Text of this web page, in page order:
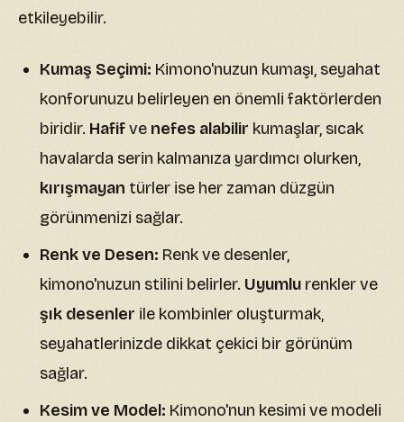
etkileyebilir.
Kumaş Seçimi: Kimono'nuzun kumaşı, seyahat
konforunuzu belirleyen en önemli faktörlerden
biridir. Hafifve nefes alabilir kumaşlar, sıcak
havalarda serin kalmanıza yardımcı olurken,
kırışmayan türler ise her zaman düzgün
görünmenizi sağlar.
Renk ve Desen: Renk ve desenler,
kimono'nuzun stilini belirler. Uyumlu renkler ve
şık desenler ile kombinler oluşturmak,
seyahatlerinizde dikkat çekici bir görünüm
sağlar.
Kesim ve Model: Kimono'nun kesimi ve modeli